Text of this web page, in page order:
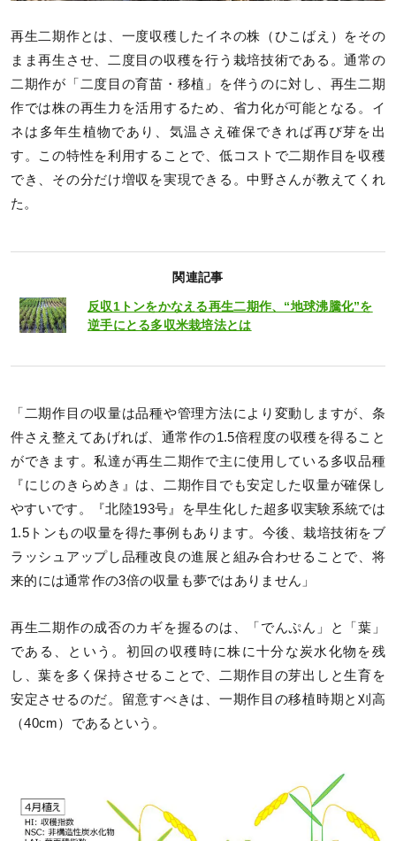
再生二期作とは、一度収穫したイネの株（ひこばえ）をその
まま再生させ、二度目の収穫を行う栽培技術である。通常の
二期作が「二度目の育苗・移植」を伴うのに対し、再生二期
作では株の再生力を活用するため、省力化が可能となる。イ
ネは多年生植物であり、気温さえ確保できれば再び芽を出
す。この特性を利用することで、低コストで二期作目を収穫
でき、その分だけ増収を実現できる。中野さんが教えてくれ
た。
関連記事
反収1トンをかなえる再生二期作、“地球沸騰化”を
逆手にとる多収米栽培法とは
「二期作目の収量は品種や管理方法により変動しますが、条
件さえ整えてあげれば、通常作の1.5倍程度の収穫を得ること
ができます。私達が再生二期作で主に使用している多収品種
『にじのきらめき』は、二期作目でも安定した収量が確保し
やすいです。『北陸193号』を早生化した超多収実験系統では
1.5トンもの収量を得た事例もあります。今後、栽培技術をブ
ラッシュアップし品種改良の進展と組み合わせることで、将
来的には通常作の3倍の収量も夢ではありません」
再生二期作の成否のカギを握るのは、「でんぷん」と「葉」
である、という。初回の収穫時に株に十分な炭水化物を残
し、葉を多く保持させることで、二期作目の芽出しと生育を
安定させるのだ。留意すべきは、一期作目の移植時期と刈高
（40cm）であるという。